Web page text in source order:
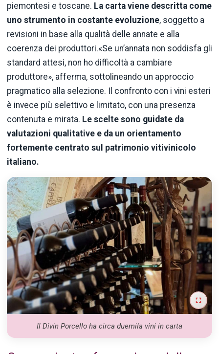
piemontesi e toscane. La carta viene descritta come
uno strumento in costante evoluzione, soggetto a
revisioni in base alla qualità delle annate e alla
coerenza dei produttori.«Se un’annata non soddisfa gli
standard attesi, non ho difficoltà a cambiare
produttore», afferma, sottolineando un approccio
pragmatico alla selezione. Il confronto con i vini esteri
è invece più selettivo e limitato, con una presenza
contenuta e mirata. Le scelte sono guidate da
valutazioni qualitative e da un orientamento
fortemente centrato sul patrimonio vitivinicolo
italiano.
Il Divin Porcello ha circa duemila vini in carta